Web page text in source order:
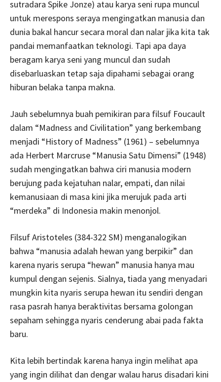
sutradara Spike Jonze) atau karya seni rupa muncul
untuk merespons seraya mengingatkan manusia dan
dunia bakal hancur secara moral dan nalar jika kita tak
pandai memanfaatkan teknologi. Tapi apa daya
beragam karya seni yang muncul dan sudah
disebarluaskan tetap saja dipahami sebagai orang
hiburan belaka tanpa makna.
Jauh sebelumnya buah pemikiran para filsuf Foucault
dalam “Madness and Civilitation” yang berkembang
menjadi “History of Madness” (1961) – sebelumnya
ada Herbert Marcruse “Manusia Satu Dimensi” (1948)
sudah mengingatkan bahwa ciri manusia modern
berujung pada kejatuhan nalar, empati, dan nilai
kemanusiaan di masa kini jika merujuk pada arti
“merdeka” di Indonesia makin menonjol.
Filsuf Aristoteles (384-322 SM) menganalogikan
bahwa “manusia adalah hewan yang berpikir” dan
karena nyaris serupa “hewan” manusia hanya mau
kumpul dengan sejenis. Sialnya, tiada yang menyadari
mungkin kita nyaris serupa hewan itu sendiri dengan
rasa pasrah hanya beraktivitas bersama golongan
sepaham sehingga nyaris cenderung abai pada fakta
baru.
Kita lebih bertindak karena hanya ingin melihat apa
yang ingin dilihat dan dengar walau harus disadari kini